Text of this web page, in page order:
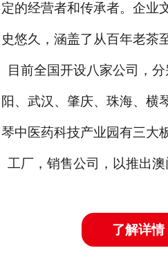
定的经营者和传承者。企业
史悠久，涵盖了从百年老茶
目前全国开设八家公司，
阳、武汉、肇庆、珠海、横
琴中医药科技产业园有三大
工厂，销售公司，以推出澳
了解详情